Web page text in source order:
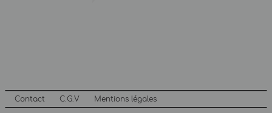
Contact C.G.V Mentions légales